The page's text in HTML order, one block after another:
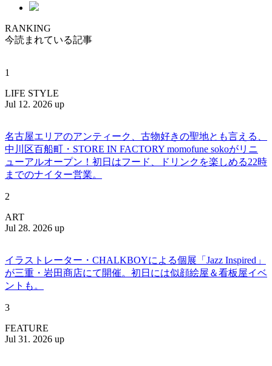
RANKING
今読まれている記事
1
LIFE STYLE
Jul 12. 2026 up
名古屋エリアのアンティーク、古物好きの聖地とも言える、
中川区百船町・STORE IN FACTORY momofune sokoがリニ
ューアルオープン！初日はフード、ドリンクを楽しめる22時
までのナイター営業。
2
ART
Jul 28. 2026 up
イラストレーター・CHALKBOYによる個展「Jazz Inspired」
が三重・岩田商店にて開催。初日には似顔絵屋＆看板屋イベ
ントも。
3
FEATURE
Jul 31. 2026 up